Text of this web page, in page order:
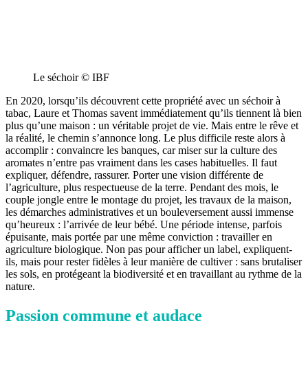
Le séchoir © IBF
En 2020, lorsqu’ils découvrent cette propriété avec un séchoir à
tabac, Laure et Thomas savent immédiatement qu’ils tiennent là bien
plus qu’une maison : un véritable projet de vie. Mais entre le rêve et
la réalité, le chemin s’annonce long. Le plus difficile reste alors à
accomplir : convaincre les banques, car miser sur la culture des
aromates n’entre pas vraiment dans les cases habituelles. Il faut
expliquer, défendre, rassurer. Porter une vision différente de
l’agriculture, plus respectueuse de la terre. Pendant des mois, le
couple jongle entre le montage du projet, les travaux de la maison,
les démarches administratives et un bouleversement aussi immense
qu’heureux : l’arrivée de leur bébé. Une période intense, parfois
épuisante, mais portée par une même conviction : travailler en
agriculture biologique. Non pas pour afficher un label, expliquent-
ils, mais pour rester fidèles à leur manière de cultiver : sans brutaliser
les sols, en protégeant la biodiversité et en travaillant au rythme de la
nature.
Passion commune et audace